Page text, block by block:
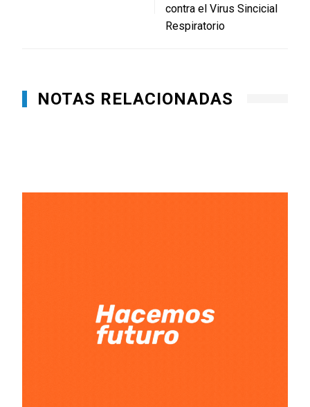
contra el Virus Sincicial
Respiratorio
NOTAS RELACIONADAS